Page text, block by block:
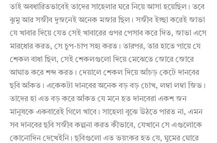
তাই অবধারিতভাবেই তাদের সাহেলার ঘরে নিয়ে আসা হয়েছিল। তবে
ঝুমু আর সজীব দুজনেই অনেক মজার ছিল। সজীব ইচ্ছা করেই জাভা
যে খাবার দিয়ে যেত সেই খাবারের ওপর পেসাব করে দিত, জাভা এসে
মারধোর করত, সে চুপ-চাপ সহ্য করত। তারপর, তার হাতে পায়ে যে
শেকল বাধা ছিল, সেই শেকলগুলো দিয়ে মেঝেতে জোরে জোরে
আঘাত করে শব্দ করত। দেয়ালে শেকল দিয়ে আঁচড় কেটে দানবের
ছবি আঁকত। একেকটা দানবের অনেক বড় বড় চোখ, লম্বা লম্বা জিভ।
তাদের হা এত বড় করে আঁকত যে মনে হত দানবেরা একশ জন
মানুষকে একবারেই গিলে খাবে। সাহেলা বুঝে উঠতে পারত না, এমন
সব দানবের ছবি সজীব কল্পনা করত কীভাবে, যেখানে সে এগুলোকে
কোনোদিন দেখেইনি। ছবিগুলো এত ভয়ংকর হত যে, ঘুমের ঘোরে